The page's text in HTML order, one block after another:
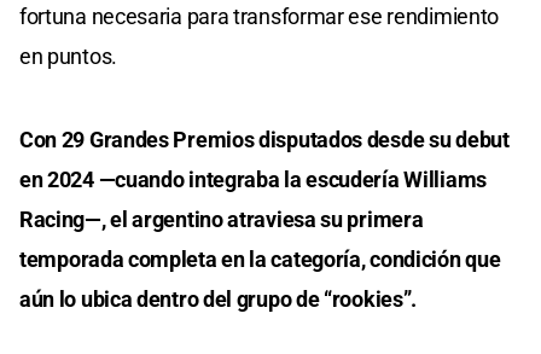
fortuna necesaria para transformar ese rendimiento
en puntos.
Con 29 Grandes Premios disputados desde su debut
en 2024 —cuando integraba la escudería Williams
Racing—, el argentino atraviesa su primera
temporada completa en la categoría, condición que
aún lo ubica dentro del grupo de “rookies”.